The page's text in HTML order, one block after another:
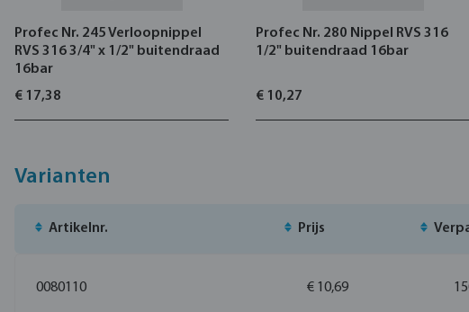
Profec Nr. 245 Verloopnippel
RVS 316 3/4" x 1/2" buitendraad
16bar
€ 17,38
Profec Nr. 280 Nippel RVS 316
1/2" buitendraad 16bar
€ 10,27
Varianten
Artikelnr. Prijs
0080110 € 10,69